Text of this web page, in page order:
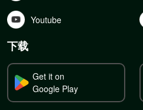
Youtube
下载
Get it on
Google Play